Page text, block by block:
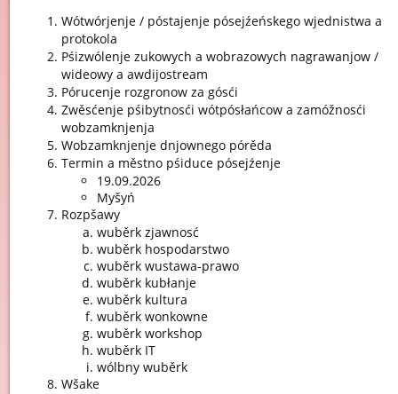
Wótwórjenje / póstajenje pósejźeńskego wjednistwa a
protokola
Pśizwólenje zukowych a wobrazowych nagrawanjow /
wideowy a awdijostream
Pórucenje rozgronow za gósći
Zwěsćenje pśibytnosći wótpósłańcow a zamóžnosći
wobzamknjenja
Wobzamknjenje dnjownego pórěda
Termin a městno pśiduce pósejźenje
19.09.2026
Myšyń
Rozpšawy
wuběrk zjawnosć
wuběrk hospodarstwo
wuběrk wustawa-prawo
wuběrk kubłanje
wuběrk kultura
wuběrk wonkowne
wuběrk workshop
wuběrk IT
wólbny wuběrk
Wšake